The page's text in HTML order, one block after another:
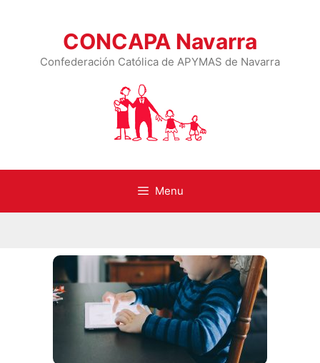
CONCAPA Navarra
Confederación Católica de APYMAS de Navarra
Menu